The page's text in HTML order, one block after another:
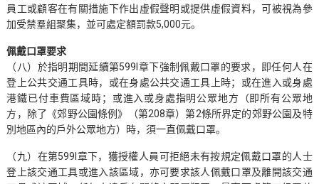
員工或顧客在有關措施下作出虛假聲明或提供虛假資料，可被視為參
加受禁羣組聚集，並可處定額罰款5,000元。
佩戴口罩要求
（八）於指明期間延續第599I章下強制佩戴口罩的要求，即任何人在
登上公共交通工具時，或在身處公共交通工具上時；或在進入或身處
港鐵已付車費區域時；或進入或身處指明公眾地方（即所有公眾地
方，除了《郊野公園條例》（第208章）第2條所界定的郊野公園及特
別地區內的戶外公眾地方）時，須一直佩戴口罩。
（九）在第599I章下，獲授權人員可拒絕未有按規定佩戴口罩的人士
登上該交通工具或進入該區域，亦可要求該人佩戴口罩及離開該交通